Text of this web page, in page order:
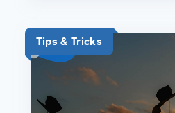
Tips & Tricks